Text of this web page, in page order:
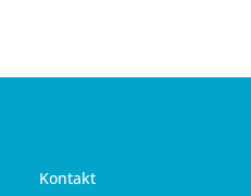
Kontakt